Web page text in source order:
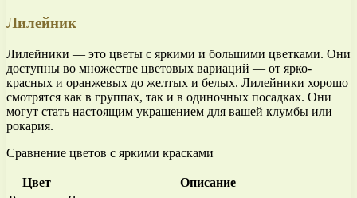
Лилейник
Лилейники — это цветы с яркими и большими цветками. Они
доступны во множестве цветовых вариаций — от ярко-
красных и оранжевых до желтых и белых. Лилейники хорошо
смотрятся как в группах, так и в одиночных посадках. Они
могут стать настоящим украшением для вашей клумбы или
рокария.
Сравнение цветов с яркими красками
Цвет
Описание